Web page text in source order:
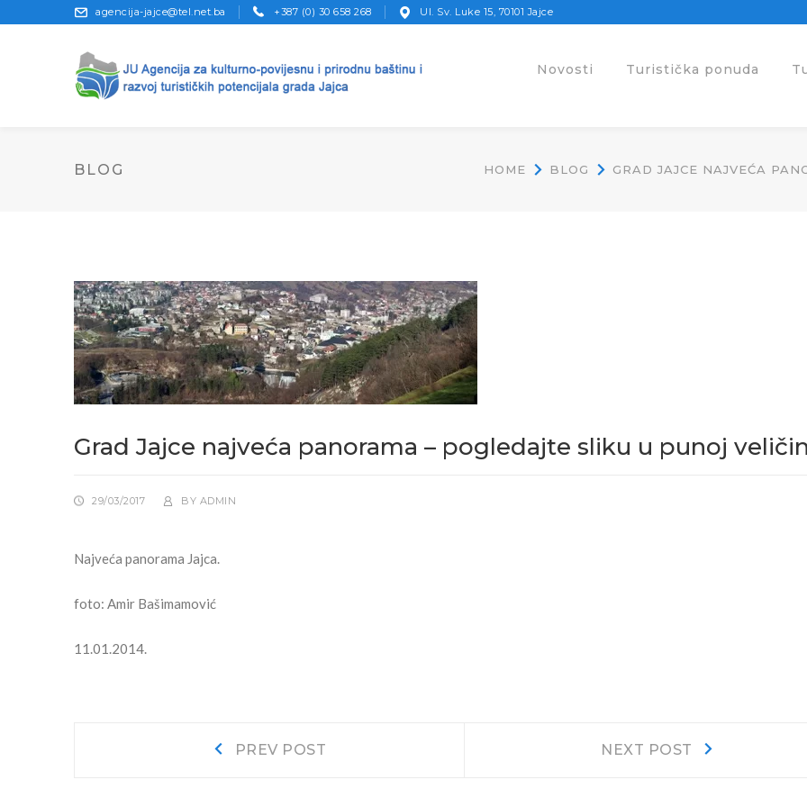
agencija-jajce@tel.net.ba +387 (0) 30 658 268 Ul. Sv. Luke 15, 70101 Jajce
Novosti Turistička ponuda
BLOG HOME BLOG GRAD JAJCE NAJVEĆA
Grad Jajce najveća panorama – pogledajte sliku u punoj
29/03/2017 BY ADMIN
Najveća panorama Jajca.
foto: Amir Bašimamović
11.01.2014.
Navigacija
PREV POST NEXT POST